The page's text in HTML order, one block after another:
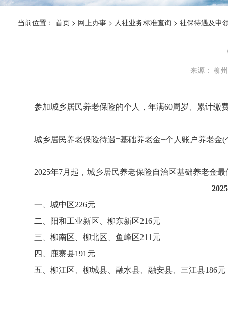
当前位置： 首页 > 网上办事 > 人社业务标准查询 > 社保待遇及申
来源： 柳
参加城乡居民养老保险的个人，年满60周岁、累计缴
城乡居民养老保险待遇=基础养老金+个人账户养老金
2025年7月起，城乡居民养老保险自治区基础养老金
一、城中区226元
二、阳和工业新区、柳东新区216元
三、柳南区、柳北区、鱼峰区211元
四、鹿寨县191元
五、柳江区、柳城县、融水县、融安县、三江县186元